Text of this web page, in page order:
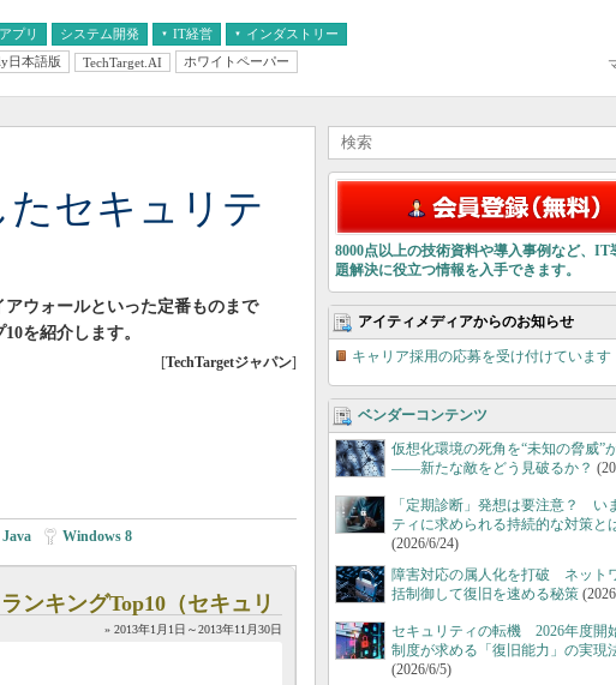
プリ システム開発 IT経営 インダストリー
療IT
日本語版 TechTarget.AI ホワイトペーパー
たセキュリテ
ウォールといった定番ものまで
を紹介します。
[TechTargetジャパン]
Java Windows 8
ンキングTop10（セキュリ
» 2013年1月1日～2013年11月30日
8000点以上の技術資料や導入事例など、IT
題解決に役立つ情報を入手できます。
アイティメディアからのお知らせ
キャリア採用の応募を受け付けています
ベンダーコンテンツ
仮想化環境の死角を“未知の脅威”
――新たな敵をどう見破るか？
「定期診断」発想は要注意？ い
ティに求められる持続的な対策と
(2026/6/24)
障害対応の属人化を打破 ネット
括制御して復旧を速める秘策
セキュリティの転機 2026年度開
制度が求める「復旧能力」の実現
(2026/6/5)